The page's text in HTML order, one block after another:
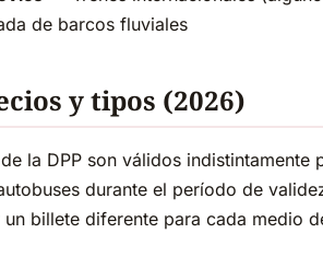
de barcos fluviales
y tipos (2026)
la DPP son válidos indistintamente
durante el período de
billete diferente para cada medio